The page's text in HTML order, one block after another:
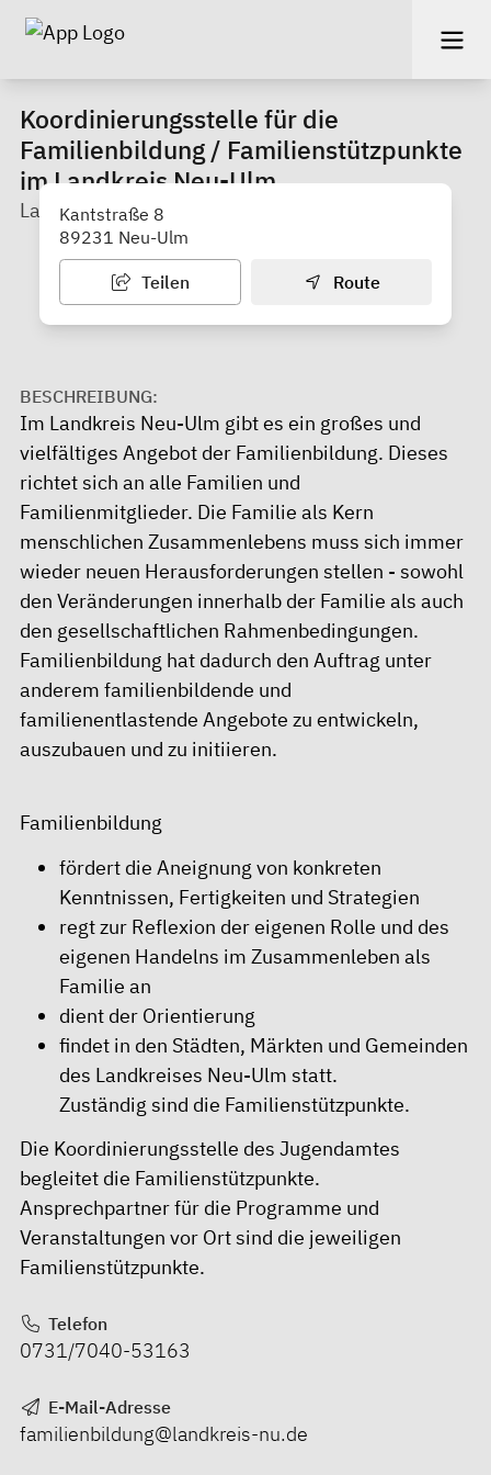
Koordinierungsstelle für die
Familienbildung / Familienstützpunkte
im Landkreis Neu-Ulm
Landratsamt Neu-Ulm
Kantstraße 8
89231 Neu-Ulm
Teilen Route
BESCHREIBUNG:
Im Landkreis Neu-Ulm gibt es ein großes und
vielfältiges Angebot der Familienbildung. Dieses
richtet sich an alle Familien und
Familienmitglieder. Die Familie als Kern
menschlichen Zusammenlebens muss sich immer
wieder neuen Herausforderungen stellen - sowohl
den Veränderungen innerhalb der Familie als auch
den gesellschaftlichen Rahmenbedingungen.
Familienbildung hat dadurch den Auftrag unter
anderem familienbildende und
familienentlastende Angebote zu entwickeln,
auszubauen und zu initiieren.
Familienbildung
fördert die Aneignung von konkreten
Kenntnissen, Fertigkeiten und Strategien
regt zur Reflexion der eigenen Rolle und des
eigenen Handelns im Zusammenleben als
Familie an
dient der Orientierung
findet in den Städten, Märkten und Gemeinden
des Landkreises Neu-Ulm statt.
Zuständig sind die Familienstützpunkte.
Die Koordinierungsstelle des Jugendamtes
begleitet die Familienstützpunkte.
Ansprechpartner für die Programme und
Veranstaltungen vor Ort sind die jeweiligen
Familienstützpunkte.
Telefon
0731/7040-53163
E-Mail-Adresse
familienbildung@landkreis-nu.de